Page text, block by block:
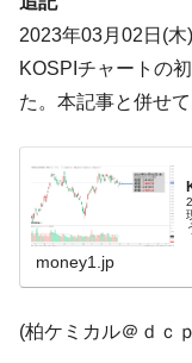
発動！
『Money1』
IT産
半分未満しか雇用
のは政界の責任だ」
『Money1』
韓
に。
『Money1』
韓
借入金が約8兆。信
『Money1』
韓国
2023年03月02日(木
KOSPIチャートの
た。本記事と併せ
money1.jp
(柏ケミカル＠ｄｃ